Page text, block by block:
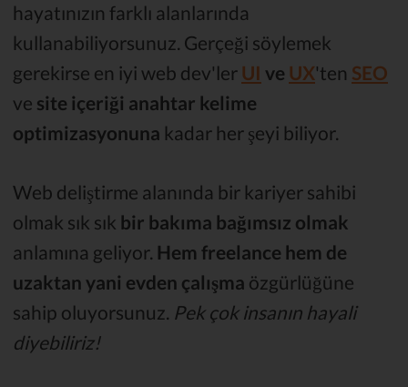
hayatınızın farklı alanlarında
kullanabiliyorsunuz. Gerçeği söylemek
gerekirse en iyi web dev'ler UI ve UX'ten SEO
ve site içeriği anahtar kelime
optimizasyonuna kadar her şeyi biliyor.
Web deliştirme alanında bir kariyer sahibi
olmak sık sık bir bakıma bağımsız olmak
anlamına geliyor. Hem freelance hem de
uzaktan yani evden çalışma özgürlüğüne
sahip oluyorsunuz. Pek çok insanın hayali
diyebiliriz!